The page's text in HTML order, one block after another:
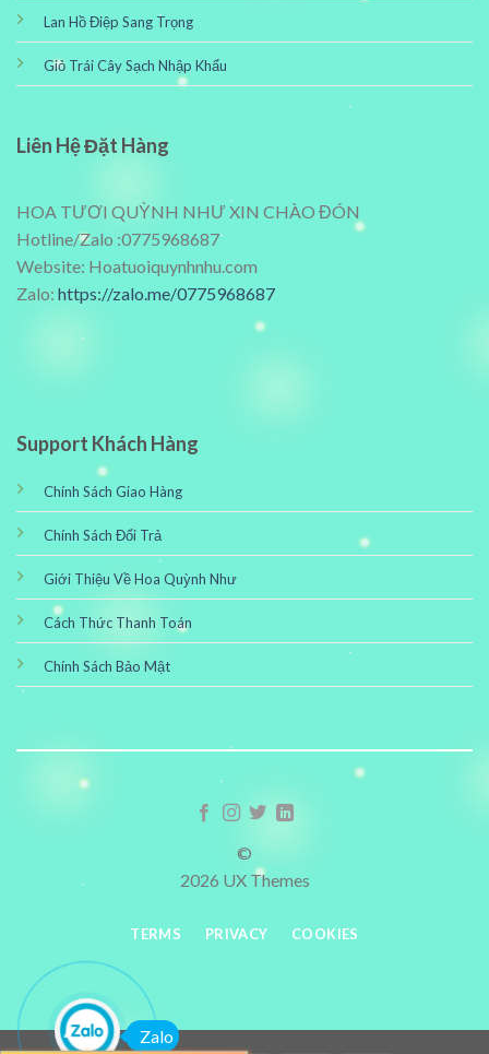
Lan Hồ Điệp Sang Trọng
Giỏ Trái Cây Sạch Nhập Khẩu
Liên Hệ Đặt Hàng
HOA TƯƠI QUỲNH NHƯ XIN CHÀO ĐÓN
Hotline/Zalo :0775968687
Website: Hoatuoiquynhnhu.com
Zalo: https://zalo.me/0775968687
Support Khách Hàng
Chính Sách Giao Hàng
Chính Sách Đổi Trả
Giới Thiệu Về Hoa Quỳnh Như
Cách Thức Thanh Toán
Chính Sách Bảo Mật
©
2026 UX Themes
TERMS PRIVACY COOKIES
Zalo